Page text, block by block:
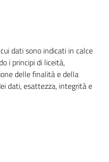
dati sono indicati in calce
i principi di liceità,
delle finalità e della
dati, esattezza, integrità e